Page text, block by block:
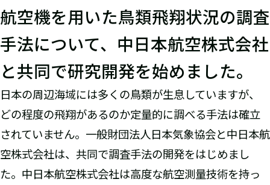
航空機を用いた鳥類飛翔状況の調査
手法について、中日本航空株式会社
と共同で研究開発を始めました。
日本の周辺海域には多くの鳥類が生息していますが、
どの程度の飛翔があるのか定量的に調べる手法は確立
されていません。一般財団法人日本気象協会と中日本航
空株式会社は、共同で調査手法の開発をはじめまし
た。中日本航空株式会社は高度な航空測量技術を持っ